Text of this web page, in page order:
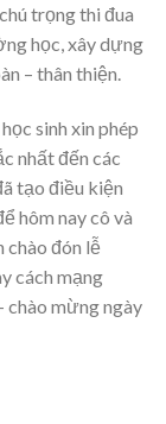
trọng thi đua
học, xây dựng
– thân thiện.
sinh xin phép
nhất đến các
tạo điều kiện
hôm nay cô và
đón lễ
cách mạng
chào mừng ngày